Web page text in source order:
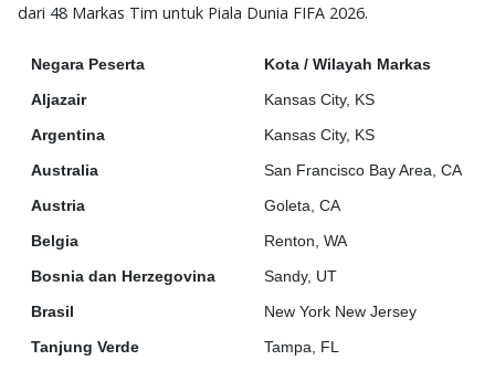
dari 48 Markas Tim untuk Piala Dunia FIFA 2026.
Negara Peserta
Kota / Wilayah Markas
Aljazair
Kansas City, KS
Argentina
Kansas City, KS
Australia
San Francisco Bay Area, CA
Austria
Goleta, CA
Belgia
Renton, WA
Bosnia dan Herzegovina
Sandy, UT
Brasil
New York New Jersey
Tanjung Verde
Tampa, FL